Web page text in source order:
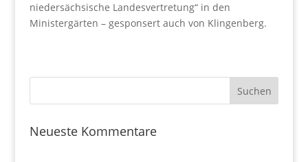
niedersächsische Landesvertretung“ in den
Ministergärten – gesponsert auch von Klingenberg.
Neueste Kommentare